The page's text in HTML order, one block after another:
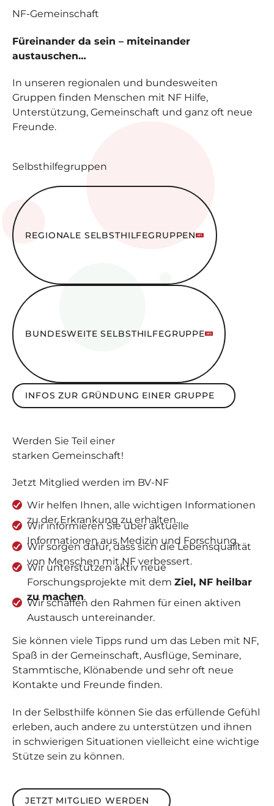
NF-Gemeinschaft
Füreinander da sein – miteinander
austauschen…
In unseren regionalen und bundesweiten
Gruppen finden Menschen mit NF Hilfe,
Unterstützung, Gemeinschaft und ganz oft neue
Freunde.
Selbsthilfegruppen
Regionale Selbsthilfe­gruppen
REGIONALE SELBSTHILFE­GRUPPEN
Bundesweite SelbsthilfeGruppe
BUNDESWEITE SELBSTHILFEGRUPPE
Infos zur Gründung einer Gruppe
INFOS ZUR GRÜNDUNG EINER GRUPPE
Werden Sie Teil einer
starken Gemeinschaft!
Jetzt Mitglied werden im BV-NF
Wir helfen Ihnen, alle wichtigen Informationen
zu der Erkrankung zu erhalten.
Wir informieren Sie über aktuelle
Informationen aus Medizin und Forschung.
Wir sorgen dafür, dass sich die Lebensqualität
von Menschen mit NF verbessert.
Wir unterstützen aktiv neue
Forschungsprojekte mit dem Ziel, NF heilbar
zu machen.
Wir schaffen den Rahmen für einen aktiven
Austausch untereinander.
Sie können viele Tipps rund um das Leben mit NF,
Spaß in der Gemeinschaft, Ausflüge, Seminare,
Stammtische, Klönabende und sehr oft neue
Kontakte und Freunde finden.
In der Selbsthilfe können Sie das erfüllende Gefühl
erleben, auch andere zu unterstützen und ihnen
in schwierigen Situationen vielleicht eine wichtige
Stütze sein zu können.
Jetzt Mitglied werden
JETZT MITGLIED WERDEN